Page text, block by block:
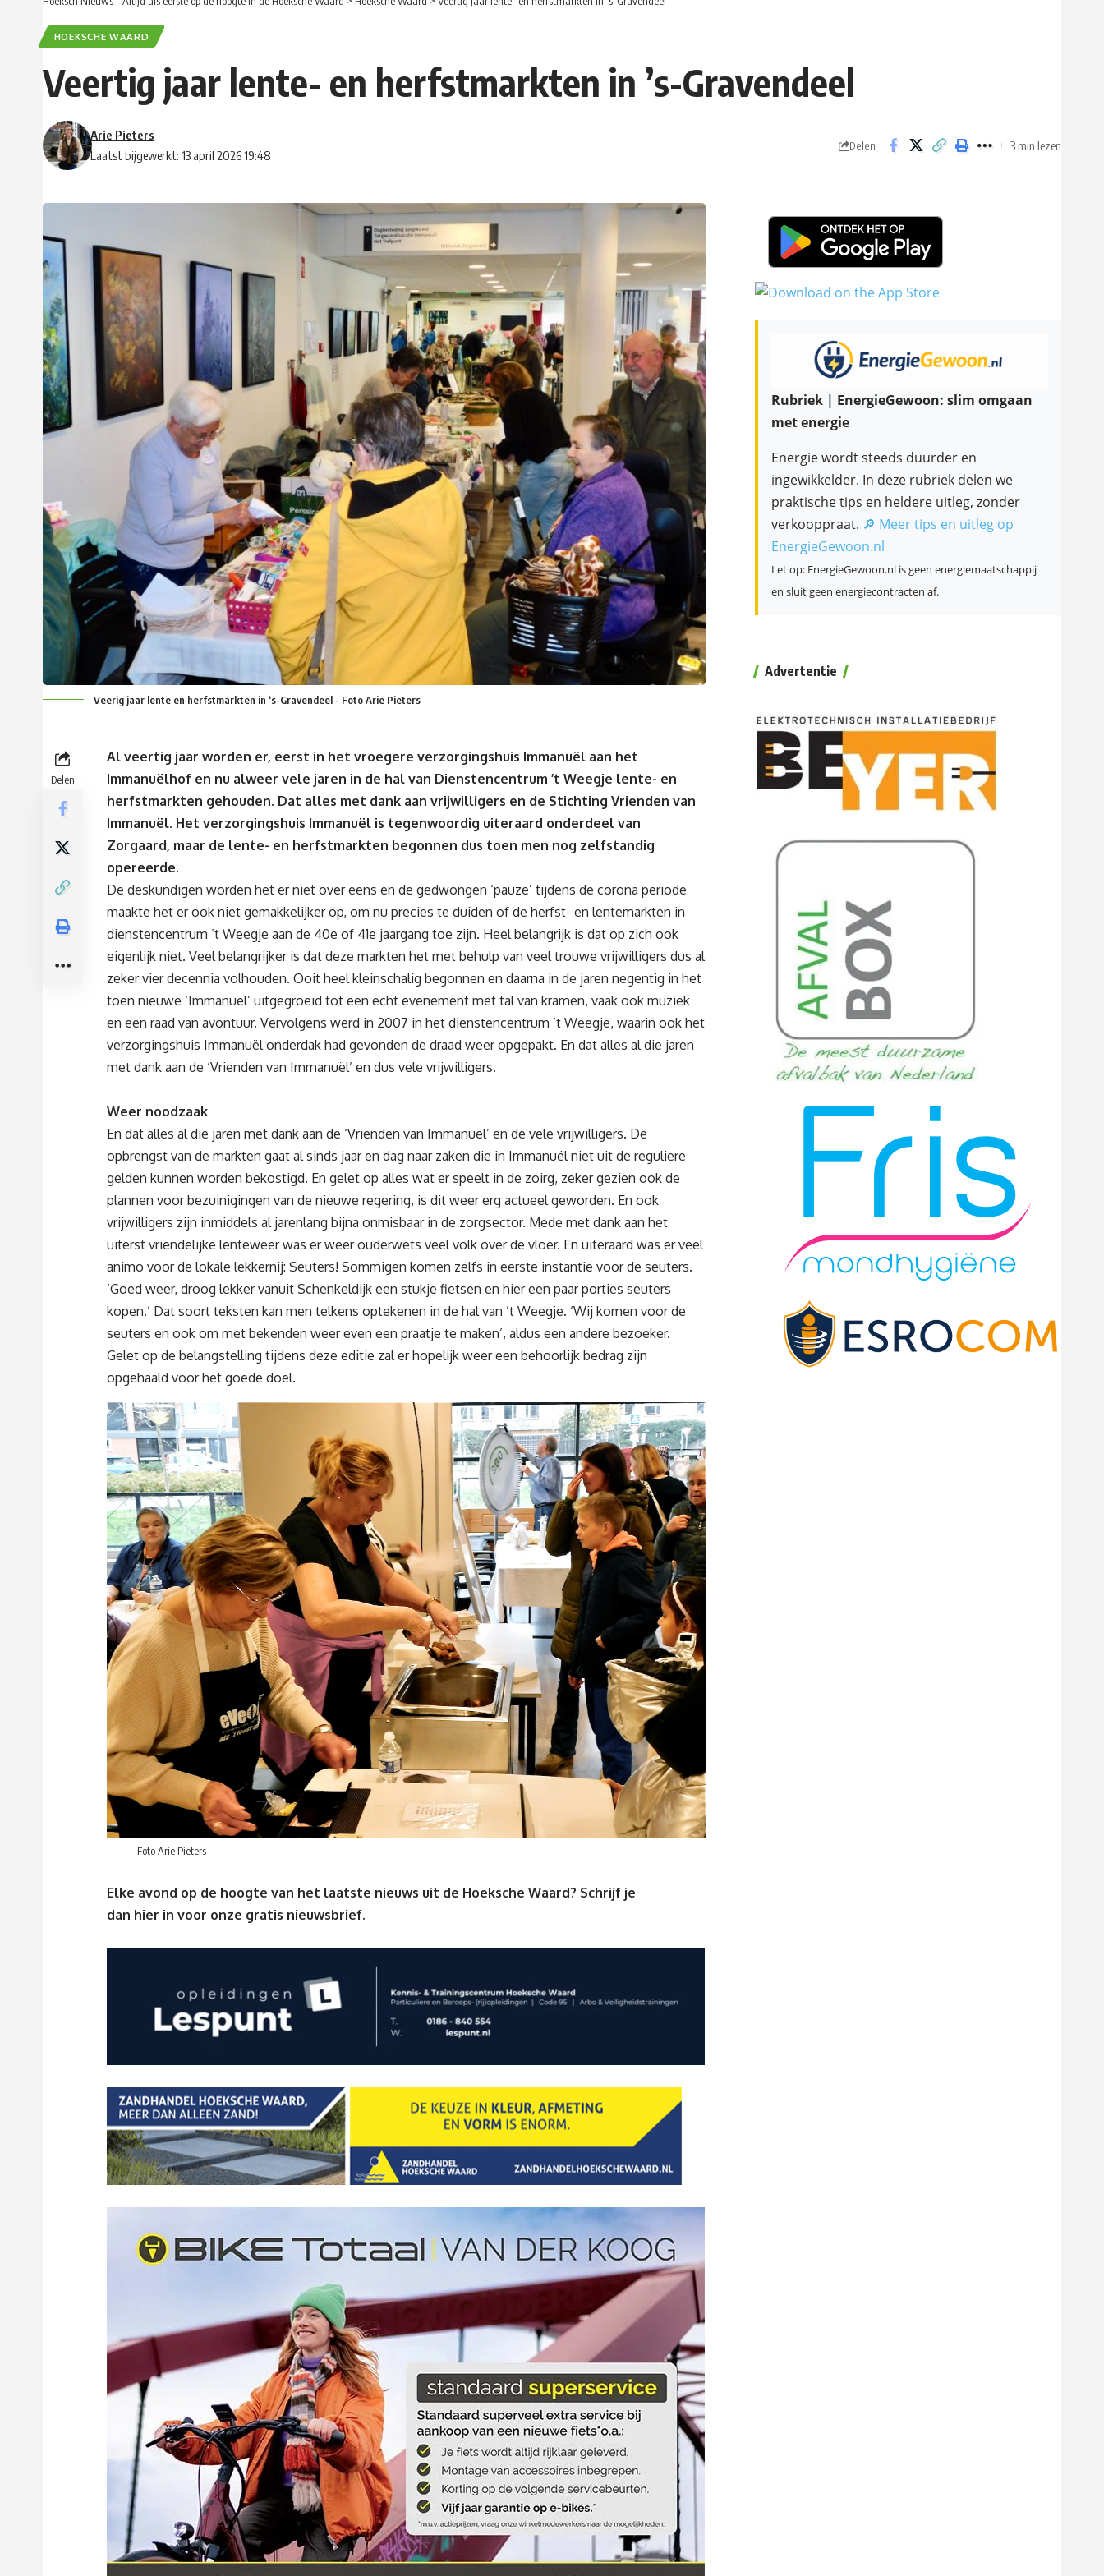
HOEKSCHE WAARD
Veertig jaar lente- en herfstmarkten in ’s-Gravendeel
Laatst bijgewerkt: 13 april 2026 19:48
Arie Pieters
Delen 3 min lezen
Veerig jaar lente en herfstmarkten in ‘s-Gravendeel - Foto Arie Pieters
Delen
Al veertig jaar worden er, eerst in het vroegere verzorgingshuis Immanuël aan het
Immanuëlhof en nu alweer vele jaren in de hal van Dienstencentrum ’t Weegje lente- en
herfstmarkten gehouden. Dat alles met dank aan vrijwilligers en de Stichting Vrienden van
Immanuël. Het verzorgingshuis Immanuël is tegenwoordig uiteraard onderdeel van
Zorgaard, maar de lente- en herfstmarkten begonnen dus toen men nog zelfstandig
opereerde.
De deskundigen worden het er niet over eens en de gedwongen ‘pauze’ tijdens de corona periode
maakte het er ook niet gemakkelijker op, om nu precies te duiden of de herfst- en lentemarkten in
dienstencentrum ’t Weegje aan de 40e of 41e jaargang toe zijn. Heel belangrijk is dat op zich ook
eigenlijk niet. Veel belangrijker is dat deze markten het met behulp van veel trouwe vrijwilligers dus al
zeker vier decennia volhouden. Ooit heel kleinschalig begonnen en daarna in de jaren negentig in het
toen nieuwe ‘Immanuël’ uitgegroeid tot een echt evenement met tal van kramen, vaak ook muziek
en een raad van avontuur. Vervolgens werd in 2007 in het dienstencentrum ’t Weegje, waarin ook het
verzorgingshuis Immanuël onderdak had gevonden de draad weer opgepakt. En dat alles al die jaren
met dank aan de ‘Vrienden van Immanuël’ en dus vele vrijwilligers.
Weer noodzaak
En dat alles al die jaren met dank aan de ‘Vrienden van Immanuël’ en de vele vrijwilligers. De
opbrengst van de markten gaat al sinds jaar en dag naar zaken die in Immanuël niet uit de reguliere
gelden kunnen worden bekostigd. En gelet op alles wat er speelt in de zoirg, zeker gezien ook de
plannen voor bezuinigingen van de nieuwe regering, is dit weer erg actueel geworden. En ook
vrijwilligers zijn inmiddels al jarenlang bijna onmisbaar in de zorgsector. Mede met dank aan het
uiterst vriendelijke lenteweer was er weer ouderwets veel volk over de vloer. En uiteraard was er veel
animo voor de lokale lekkernij: Seuters! Sommigen komen zelfs in eerste instantie voor de seuters.
‘Goed weer, droog lekker vanuit Schenkeldijk een stukje fietsen en hier een paar porties seuters
kopen.’ Dat soort teksten kan men telkens optekenen in de hal van ’t Weegje. ‘Wij komen voor de
seuters en ook om met bekenden weer even een praatje te maken’, aldus een andere bezoeker.
Gelet op de belangstelling tijdens deze editie zal er hopelijk weer een behoorlijk bedrag zijn
opgehaald voor het goede doel.
Foto Arie Pieters
Elke avond op de hoogte van het laatste nieuws uit de Hoeksche Waard? Schrijf je
dan hier in voor onze gratis nieuwsbrief.
Rubriek | EnergieGewoon: slim omgaan
met energie
Energie wordt steeds duurder en
ingewikkelder. In deze rubriek delen we
praktische tips en heldere uitleg, zonder
verkooppraat. 🔎 Meer tips en uitleg op
EnergieGewoon.nl
Let op: EnergieGewoon.nl is geen energiemaatschappij
en sluit geen energiecontracten af.
Advertentie